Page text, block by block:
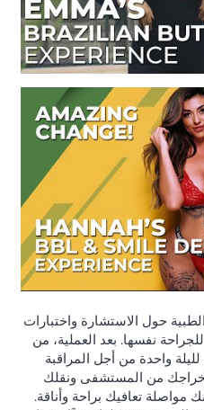
حول الاستشارة واختبارات
نفسها. بعد العملية، من
واحدة من أجل المراقبة
إخراجك من المستشفى ونقلك
تعافيك براحة وأناقة.